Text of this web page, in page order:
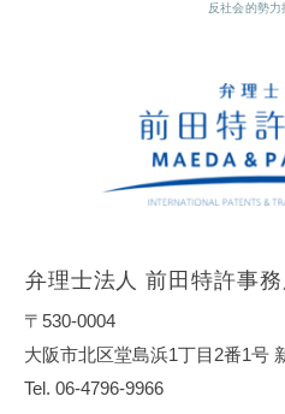
反社会的勢力
弁理士法人 前田特許事
〒530-0004
大阪市北区堂島浜1丁目2番1号
Tel. 06-4796-9966